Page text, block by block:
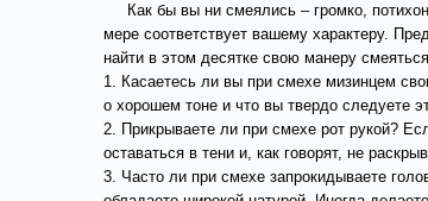
Как бы вы ни смеялись – громко,
мере соответствует вашему характеру.
найти в этом десятке свою манеру
1. Касаетесь ли вы при смехе мизинцем
о хорошем тоне и что вы твердо следуете
2. Прикрываете ли при смехе рот рукой?
оставаться в тени и, как говорят, не
3. Часто ли при смехе запрокидываете